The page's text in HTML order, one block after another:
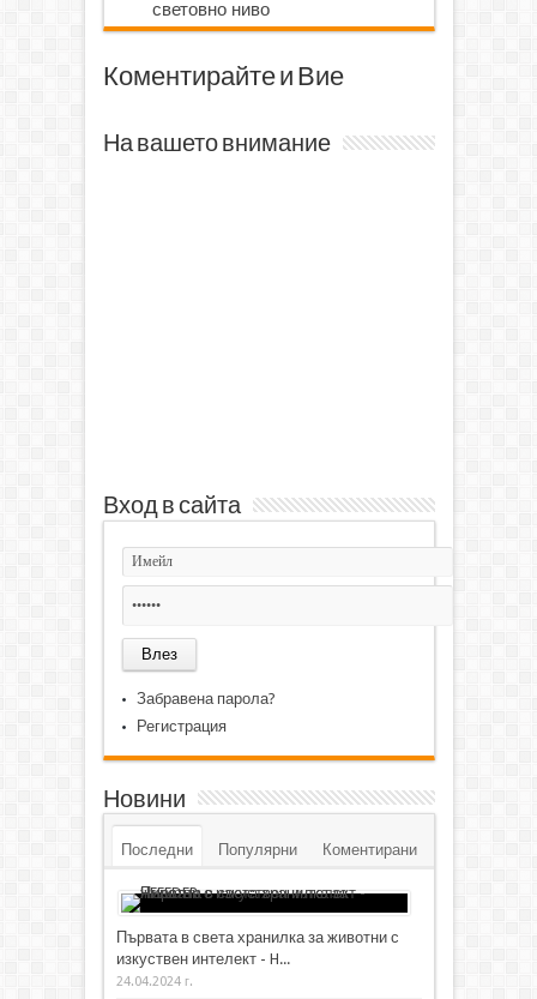
световно ниво
Коментирайте и Вие
На вашето внимание
Вход в сайта
Забравена парола?
Регистрация
Новини
Последни Популярни Коментирани
Първата в света хранилка за животни с
изкуствен интелект - H...
24.04.2024 г.